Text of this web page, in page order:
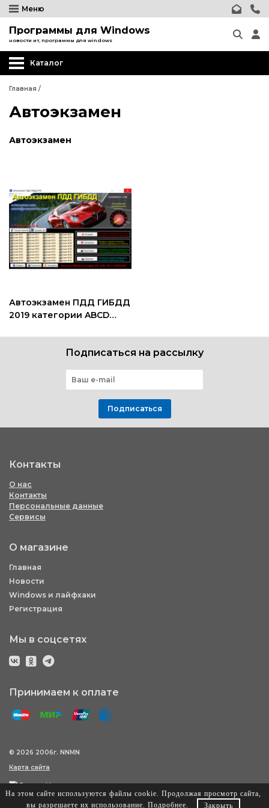
Меню
Программы для Windows
новости ит, программы для windows
Каталог
Главная /
Автоэкзамен
Автоэкзамен
Автоэкзамен ПДД ГИБДД
2019 категории ABCD
Подписаться на рассылку
Подписаться
Контакты
О нас
Контакты
Персональные данные
Сервисы
О магазине
Главная
Новости
Windows и лайфхаки
Регистрация
Мы в соцсетях
Принимаем к оплате
© 2026 2006г. NNMN
Карта сайта
На этом сайте используются файлы cookie. Продолжая просмотр сайта,
вы разрешаете их использование. Подробнее. Закрыть